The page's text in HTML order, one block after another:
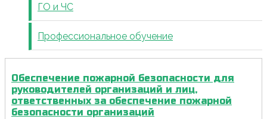
ГО и ЧС
Профессиональное обучение
Обеспечение пожарной безопасности для
руководителей организаций и лиц,
ответственных за обеспечение пожарной
безопасности организаций